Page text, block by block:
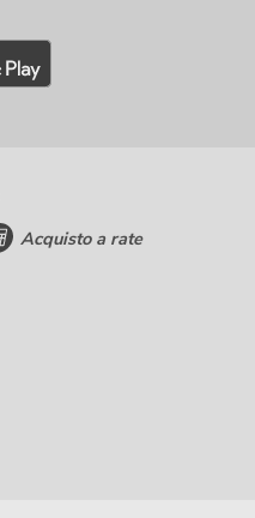
Acquisto a rate